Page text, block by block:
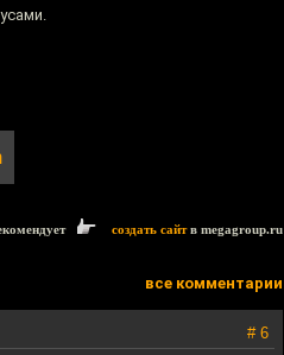
создать сайтв megagroup.ru
все комментарии
# 6